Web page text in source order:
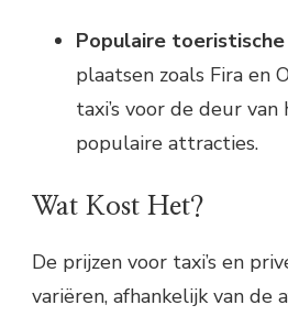
Populaire
plaatsen zoals Fira en
taxi’s voor de deur
populaire attracties.
Wat Kost Het?
De prijzen voor taxi’s en
variëren, afhankelijk van de